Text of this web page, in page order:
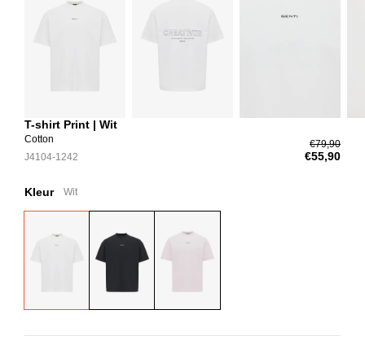
T-shirt Print | Wit
Cotton
J4104-1242
€79,90
€55,90
Kleur Wit